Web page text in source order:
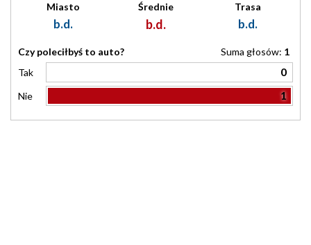
Miasto
b.d.
Średnie
b.d.
Trasa
b.d.
Czy poleciłbyś to auto? Suma głosów: 1
Tak
0
Nie 1